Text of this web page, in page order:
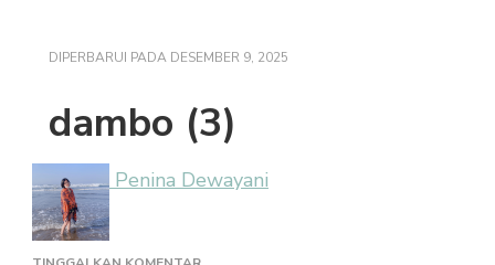
DIPERBARUI PADA DESEMBER 9, 2025
dambo (3)
Penina Dewayani